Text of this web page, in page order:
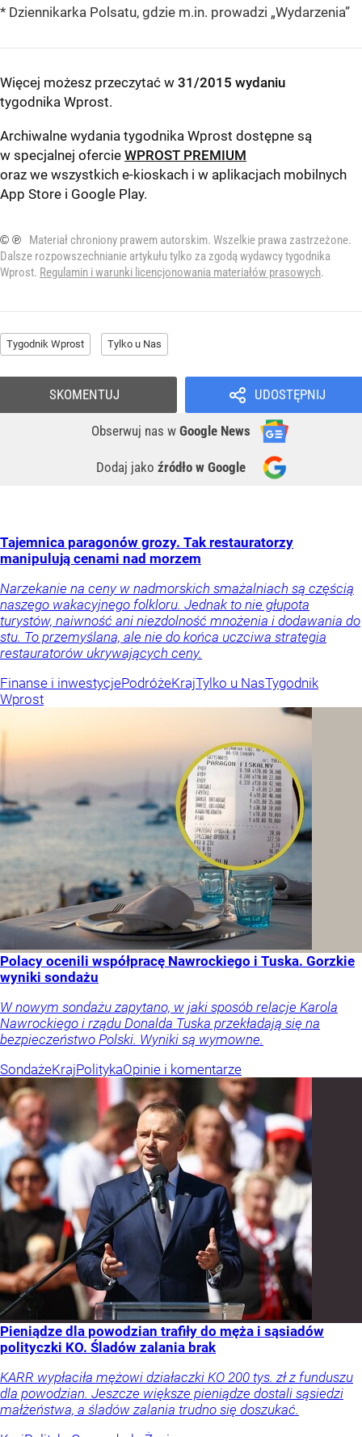
* Dziennikarka Polsatu, gdzie m.in. prowadzi „Wydarzenia”
Więcej możesz przeczytać w 31/2015 wydaniu
tygodnika Wprost.
Archiwalne wydania tygodnika Wprost dostępne są
w specjalnej ofercie WPROST PREMIUM
oraz we wszystkich e-kioskach i w aplikacjach mobilnych
App Store i Google Play.
© ℗
Materiał chroniony prawem autorskim. Wszelkie prawa zastrzeżone.
Dalsze rozpowszechnianie artykułu tylko za zgodą wydawcy tygodnika
Wprost. Regulamin i warunki licencjonowania materiałów prasowych.
Tygodnik Wprost Tylko u Nas
UDOSTĘPNIJ
Obserwuj nas w Google News
Dodaj jako źródło w Google
SKOMENTUJ
Tajemnica paragonów grozy. Tak restauratorzy
manipulują cenami nad morzem
Narzekanie na ceny w nadmorskich smażalniach są częścią
naszego wakacyjnego folkloru. Jednak to nie głupota
turystów, naiwność ani niezdolność mnożenia i dodawania do
stu. To przemyślana, ale nie do końca uczciwa strategia
restauratorów ukrywających ceny.
Finanse i inwestycjePodróżeKrajTylko u NasTygodnik
Wprost
Polacy ocenili współpracę Nawrockiego i Tuska. Gorzkie
wyniki sondażu
W nowym sondażu zapytano, w jaki sposób relacje Karola
Nawrockiego i rządu Donalda Tuska przekładają się na
bezpieczeństwo Polski. Wyniki są wymowne.
SondażeKrajPolitykaOpinie i komentarze
Pieniądze dla powodzian trafiły do męża i sąsiadów
polityczki KO. Śladów zalania brak
KARR wypłaciła mężowi działaczki KO 200 tys. zł z funduszu
dla powodzian. Jeszcze większe pieniądze dostali sąsiedzi
małżeństwa, a śladów zalania trudno się doszukać.